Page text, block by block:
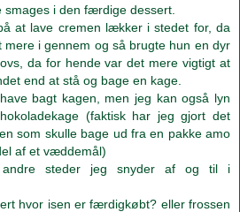
smages i den færdige dessert.
at lave cremen lækker i stedet for, da
mere i gennem og så brugte hun en dyr
da for hende var det mere vigtigt at
end at stå og bage en kage.
bagt kagen, men jeg kan også lyn
(faktisk har jeg gjort det
som skulle bage ud fra en pakke amo
af et væddemål)
steder jeg snyder af og til i
hvor isen er færdigkøbt? eller frossen